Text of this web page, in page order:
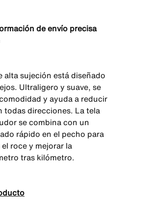
de envío precisa
alta sujeción está diseñado
Ultraligero y suave, se
y ayuda a reducir
todas direcciones. La tela
se combina con un
rápido en el pecho para
roce y mejorar la
tras kilómetro.